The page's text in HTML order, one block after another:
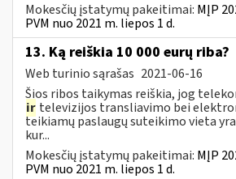
Mokesčių įstatymų pakeitimai: MĮP
PVM nuo 2021 m. liepos 1 d.
13. Ką reiškia 10 000 eurų riba?
Web turinio sąrašas 2021-06-16
Šios ribos taikymas reiškia, jog
ir televizijos transliavimo bei
teikiamų paslaugų suteikimo vieta
kur...
Mokesčių įstatymų pakeitimai: MĮP
PVM nuo 2021 m. liepos 1 d.